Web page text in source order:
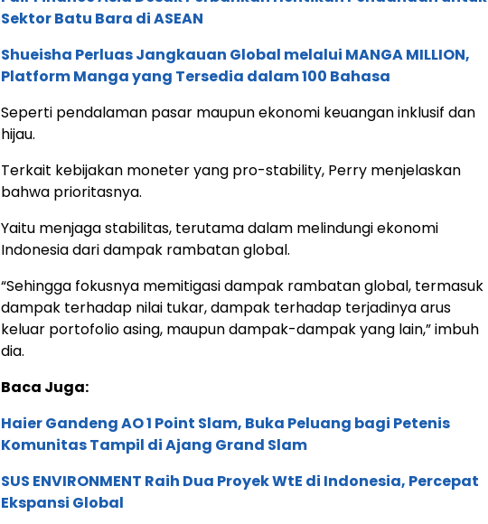
Sektor Batu Bara di ASEAN
Shueisha Perluas Jangkauan Global melalui MANGA MILLION,
Platform Manga yang Tersedia dalam 100 Bahasa
Seperti pendalaman pasar maupun ekonomi keuangan inklusif dan
hijau.
Terkait kebijakan moneter yang pro-stability, Perry menjelaskan
bahwa prioritasnya.
Yaitu menjaga stabilitas, terutama dalam melindungi ekonomi
Indonesia dari dampak rambatan global.
“Sehingga fokusnya memitigasi dampak rambatan global, termasuk
dampak terhadap nilai tukar, dampak terhadap terjadinya arus
keluar portofolio asing, maupun dampak-dampak yang lain,” imbuh
dia.
Baca Juga:
Haier Gandeng AO 1 Point Slam, Buka Peluang bagi Petenis
Komunitas Tampil di Ajang Grand Slam
SUS ENVIRONMENT Raih Dua Proyek WtE di Indonesia, Percepat
Ekspansi Global